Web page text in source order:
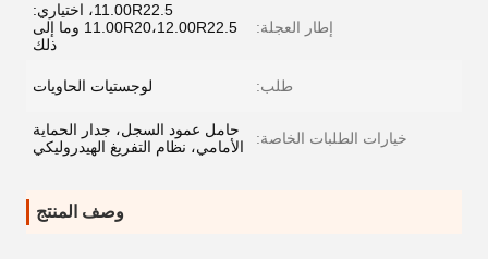
إطار العجلة:
11.00R22.5، اختياري:
11.00R20،12.00R22.5 وما إلى
ذلك
طلب: لوجستيات الحاويات
خيارات الطلبات الخاصة:
حامل عمود السجل، جدار الحماية
الأمامي، نظام التفريغ الهيدروليكي
وصف المنتج